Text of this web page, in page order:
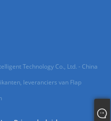
Technology Co., Ltd. - China
leveranciers van Flap